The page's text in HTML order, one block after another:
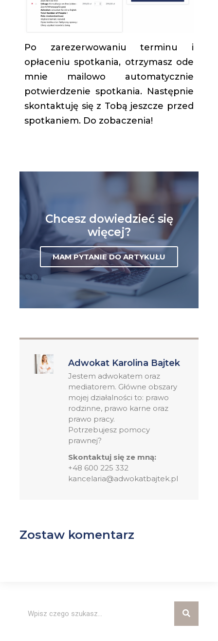
Po zarezerwowaniu terminu i
opłaceniu spotkania, otrzymasz ode
mnie mailowo automatycznie
potwierdzenie spotkania. Następnie
skontaktuję się z Tobą jeszcze przed
spotkaniem. Do zobaczenia!
Chcesz dowiedzieć się
więcej?
MAM PYTANIE DO ARTYKUŁU
Adwokat Karolina Bajtek
Jestem adwokatem oraz
mediatorem. Główne obszary
mojej działalności to: prawo
rodzinne, prawo karne oraz
prawo pracy.
Potrzebujesz pomocy
prawnej?
Skontaktuj się ze mną:
+48 600 225 332
kancelaria@adwokatbajtek.pl
Zostaw komentarz